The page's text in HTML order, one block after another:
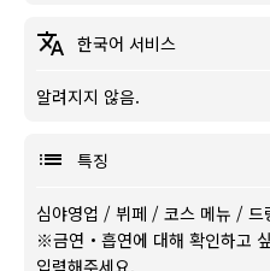
한국어 서비스
알려지지 않음.
특징
심야영업 / 뷔페 / 코스 메뉴 / 드
※금연・흡연에 대해 확인하고
입력해주세요.